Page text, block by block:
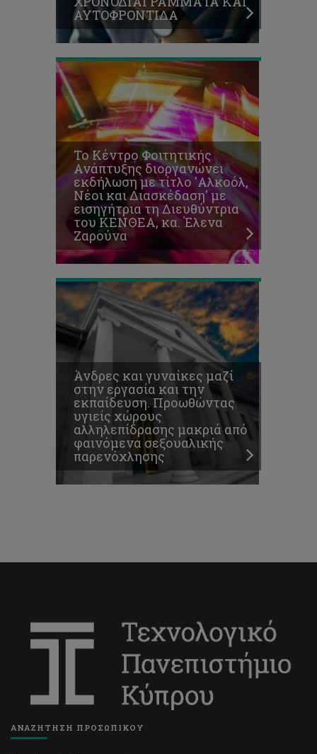
ΑΥΤΟΦΡΟΝΤΙΔΑ
Έλενα
Ζαρούνα
Το Κέντρο Φοιτητικής
Ανάπτυξης διοργανώνει
εκδήλωση με τίτλο 'Αλκοόλ,
Νέοι και Διασκέδαση' με
εισηγήτρια τη Διευθύντρια
του ΚΕΝΘΕΑ, κα. Έλενα
Ζαρούνα
Άνδρες
και
γυναίκες
μαζί
στην
εργασία
και
την
εκπαίδευση.
Προωθώντας
υγιείς
χώρους
αλληλεπίδρασης
μακριά
από
φαινόμενα
σεξουαλικής
παρενόχλησης
Άνδρες και γυναίκες μαζί
στην εργασία και την
εκπαίδευση. Προωθώντας
υγιείς χώρους
αλληλεπίδρασης μακριά από
φαινόμενα σεξουαλικής
παρενόχλησης
ΑΝΑΖΗΤΗΣΗ ΠΡΟΣΩΠΙΚΟΥ